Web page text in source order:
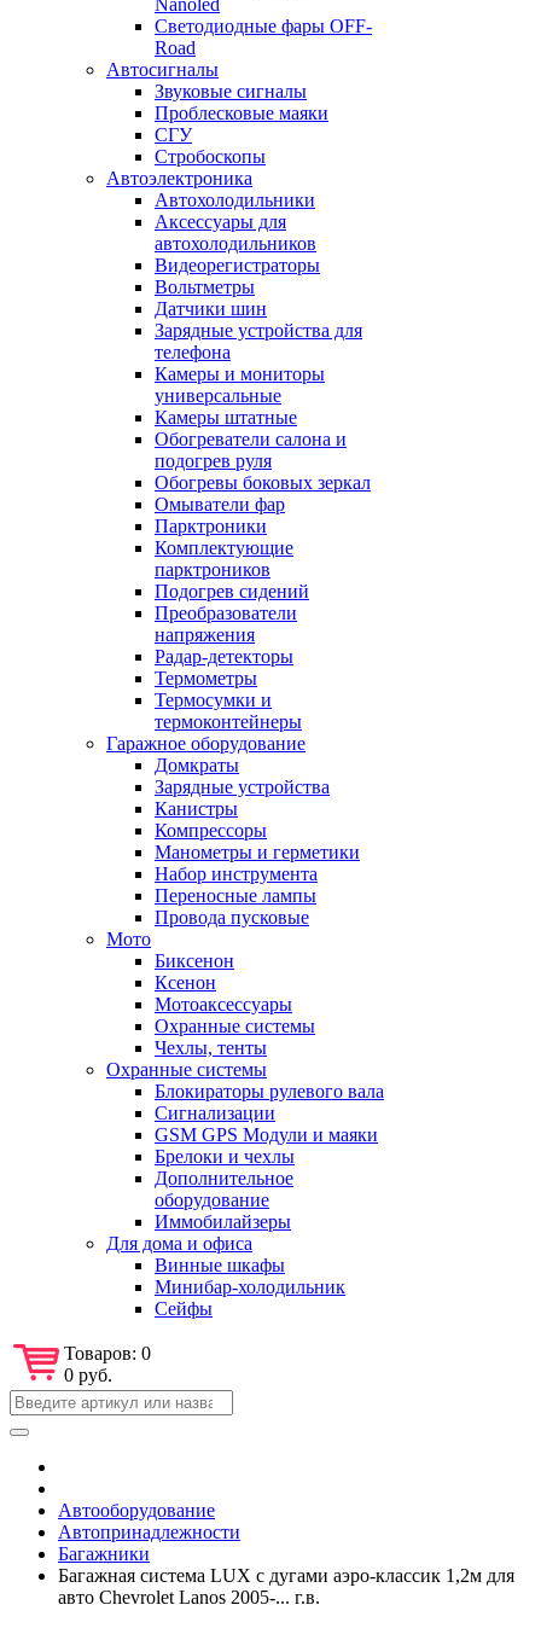
Светодиодные фары OFF-
Road
Автосигналы
Звуковые сигналы
Проблесковые маяки
СГУ
Стробоскопы
Автоэлектроника
Автохолодильники
Аксессуары для
автохолодильников
Видеорегистраторы
Вольтметры
Датчики шин
Зарядные устройства для
телефона
Камеры и мониторы
универсальные
Камеры штатные
Обогреватели салона и
подогрев руля
Обогревы боковых зеркал
Омыватели фар
Парктроники
Комплектующие
парктроников
Подогрев сидений
Преобразователи
напряжения
Радар-детекторы
Термометры
Термосумки и
термоконтейнеры
Гаражное оборудование
Домкраты
Зарядные устройства
Канистры
Компрессоры
Манометры и герметики
Набор инструмента
Переносные лампы
Провода пусковые
Мото
Биксенон
Ксенон
Мотоаксессуары
Охранные системы
Чехлы, тенты
Охранные системы
Блокираторы рулевого вала
Сигнализации
GSM GPS Модули и маяки
Брелоки и чехлы
Дополнительное
оборудование
Иммобилайзеры
Для дома и офиса
Винные шкафы
Минибар-холодильник
Сейфы
Товаров: 0
0 руб.
Автооборудование
Автопринадлежности
Багажники
Багажная система LUX с дугами аэро-классик 1,2м для
авто Chevrolet Lanos 2005-... г.в.